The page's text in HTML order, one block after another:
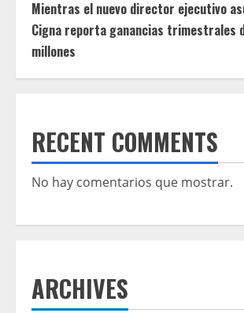
Mientras el nuevo director ejecutivo
Cigna reporta ganancias trimestrales
millones
RECENT COMMENTS
No hay comentarios que mostrar.
ARCHIVES